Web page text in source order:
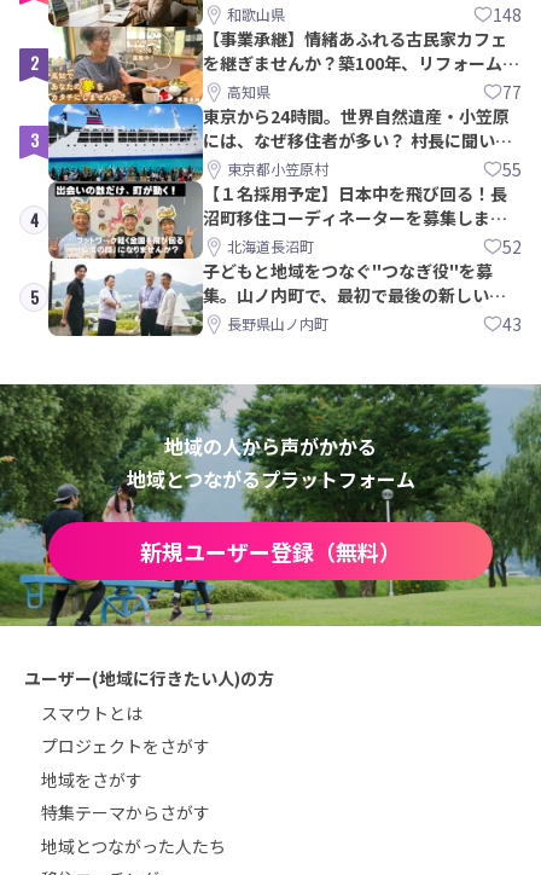
和歌山県 148
2
【事業承継】情緒あふれる古民家カフェ
を継ぎませんか？築100年、リフォームか
ら約10年！
高知県 77
3
東京から24時間。世界自然遺産・小笠原
には、なぜ移住者が多い？ 村長に聞いて
みた東京都小笠原村 55
4
【１名採用予定】日本中を飛び回る！長
沼町移住コーディネーターを募集しま
す！北海道長沼町 52
5
子どもと地域をつなぐ"つなぎ役"を募
集。山ノ内町で、最初で最後の新しい学
校づくりを一緒に
長野県山ノ内町 43
地域の人から声がかかる
地域とつながるプラットフォーム
新規ユーザー登録（無料）
ユーザー(地域に行きたい人)の方
スマウトとは
プロジェクトをさがす
地域をさがす
特集テーマからさがす
地域とつながった人たち